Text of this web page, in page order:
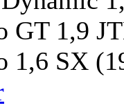
GT 1,9
1,6 SX